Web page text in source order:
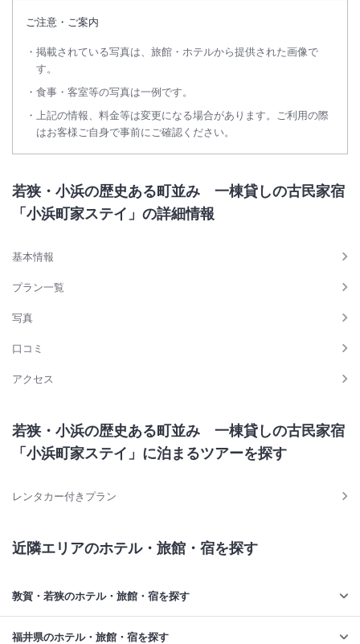
ご注意・ご案内
掲載されている写真は、旅館・ホテルから提供された画像で
す。
食事・客室等の写真は一例です。
上記の情報、料金等は変更になる場合があります。ご利用の際
はお客様ご自身で事前にご確認ください。
若狭・小浜の歴史ある町並み 一棟貸しの古民家宿
「小浜町家ステイ」の詳細情報
基本情報
プラン一覧
写真
口コミ
アクセス
若狭・小浜の歴史ある町並み 一棟貸しの古民家宿
「小浜町家ステイ」に泊まるツアーを探す
レンタカー付きプラン
近隣エリアのホテル・旅館・宿を探す
敦賀・若狭のホテル・旅館・宿を探す
福井県のホテル・旅館・宿を探す